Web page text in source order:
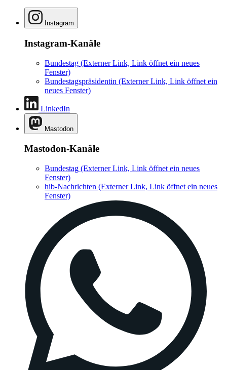
Instagram
Instagram-Kanäle
Bundestag (Externer Link, Link öffnet ein neues
Fenster)
Bundestagspräsidentin (Externer Link, Link öffnet ein
neues Fenster)
LinkedIn
Mastodon
Mastodon-Kanäle
Bundestag (Externer Link, Link öffnet ein neues
Fenster)
hib-Nachrichten (Externer Link, Link öffnet ein neues
Fenster)